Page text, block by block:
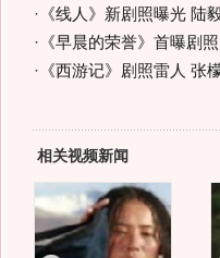
· 《线人》新剧照曝光 陆
· 《早晨的荣誉》首曝剧
· 《西游记》剧照雷人 张
相关视频新闻